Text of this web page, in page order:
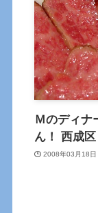
Ｍのディナ
ん！ 西成区
2008年03月18